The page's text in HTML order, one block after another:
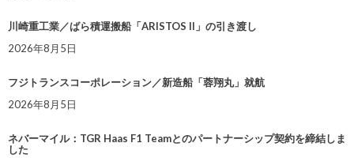
川崎重工業／ばら積運搬船「ARISTOS II」の引き渡し
2026年8月5日
フジトランスコーポレーション／新造船「蓉翔丸」就航
2026年8月5日
ネバーマイル：TGR Haas F1 Teamとのパートナーシップ契約を締結しま
した